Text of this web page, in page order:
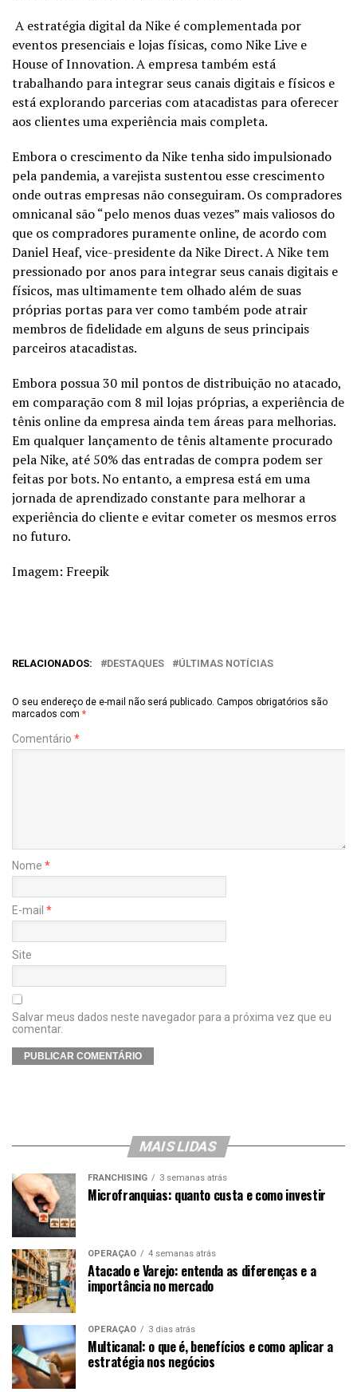
A estratégia digital da Nike é complementada por
eventos presenciais elojas físicas, como Nike Live e
House of Innovation. A empresa também está
trabalhando para integrar seus canais digitais e físicos e
está explorando parcerias com atacadistas para oferecer
aos clientes uma experiência mais completa.
Embora o crescimento da Nike tenha sido impulsionado
pela pandemia, a varejista sustentou esse crescimento
onde outras empresas não conseguiram. Os compradores
omnicanal são “pelo menos duas vezes” mais valiosos do
que os compradores puramente online, de acordo com
Daniel Heaf, vice-presidente da Nike Direct. A Nike tem
pressionado por anos para integrar seus canais digitais e
físicos, mas ultimamente tem olhado além de suas
próprias portas para ver como também pode atrair
membros de fidelidade em alguns de seus principais
parceiros atacadistas.
Embora possua 30 mil pontos de distribuição no atacado,
em comparação com 8 mil lojas próprias, a experiência de
tênis online da empresa ainda tem áreas para melhorias.
Em qualquer lançamento de tênis altamente procurado
pela Nike, até 50% das entradas de compra podem ser
feitas por bots. No entanto, a empresa está em uma
jornada de aprendizado constante para melhorar a
experiência do cliente e evitar cometer os mesmos erros
no futuro.
Imagem: Freepik
RELACIONADOS: DESTAQUES ÚLTIMAS NOTÍCIAS
O seu endereço de e-mail não será publicado. Campos obrigatórios são
marcados com *
Comentário *
Nome *
E-mail *
Site
Salvar meus dados neste navegador para a próxima vez que eu
comentar.
MAIS LIDAS
FRANCHISING 3 semanas atrás
Microfranquias: quanto custa e como investir
OPERAÇÃO 4 semanas atrás
Atacado e Varejo: entenda as diferenças e a
importância no mercado
OPERAÇÃO 3 dias atrás
Multicanal: o que é, benefícios e como aplicar a
estratégia nos negócios